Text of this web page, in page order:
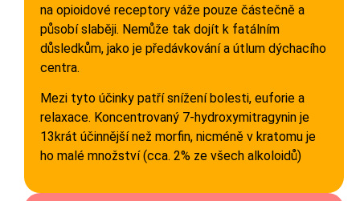
na opioidové receptory váže pouze částečně a
působí slaběji. Nemůže tak dojít k fatálním
důsledkům, jako je předávkování a útlum dýchacího
centra.
Mezi tyto účinky patří snížení bolesti, euforie a
relaxace. Koncentrovaný 7-hydroxymitragynin je
13krát účinnější než morfin, nicméně v kratomu je
ho malé množství (cca. 2% ze všech alkoloidů)